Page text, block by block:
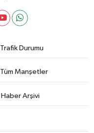
Trafik Durumu
Tüm Manşetler
Haber Arşivi